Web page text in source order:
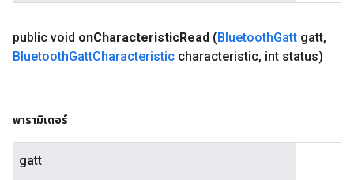
public void onCharacteristicRead (BluetoothGatt gatt,
BluetoothGattCharacteristic characteristic, int status)
พารามิเตอร์
gatt